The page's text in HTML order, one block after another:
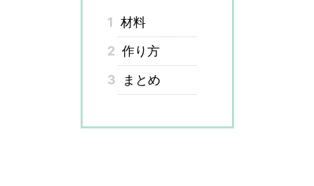
1 材料
2 作り方
3
まとめ